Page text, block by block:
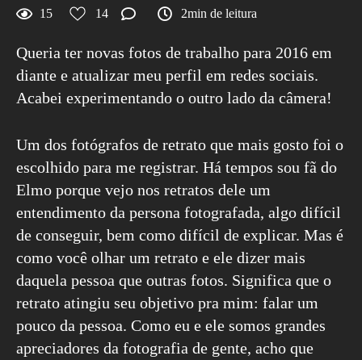
15 14 2min de leitura
Queria ter novas fotos de trabalho para 2016 em
diante e atualizar meu perfil em redes sociais.
Acabei experimentando o outro lado da câmera!
Um dos fotógrafos de retrato que mais gosto foi o
escolhido para me registrar. Há tempos sou fã do
Elmo porque vejo nos retratos dele um
entendimento da persona fotografada, algo difícil
de conseguir, bem como difícil de explicar. Mas é
como você olhar um retrato e ele dizer mais
daquela pessoa que outras fotos. Significa que o
retrato atingiu seu objetivo pra mim: falar um
pouco da pessoa. Como eu e ele somos grandes
apreciadores da fotografia de gente, acho que